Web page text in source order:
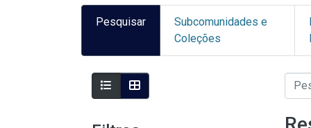
Pesquisar
Subcomunidades e
Coleções